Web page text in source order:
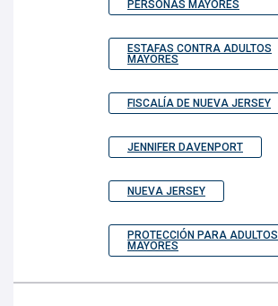
PERSONAS MAYORES
ESTAFAS CONTRA ADULTOS
MAYORES
FISCALÍA DE NUEVA JERSEY
JENNIFER DAVENPORT
NUEVA JERSEY
PROTECCIÓN PARA ADULTOS
MAYORES